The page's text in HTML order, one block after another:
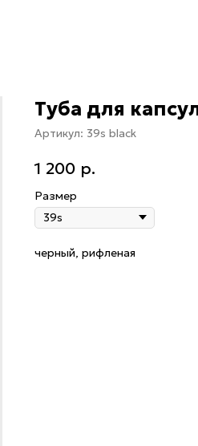
Туба для
Артикул: 39s black
1 200 р.
Размер
черный, рифленая